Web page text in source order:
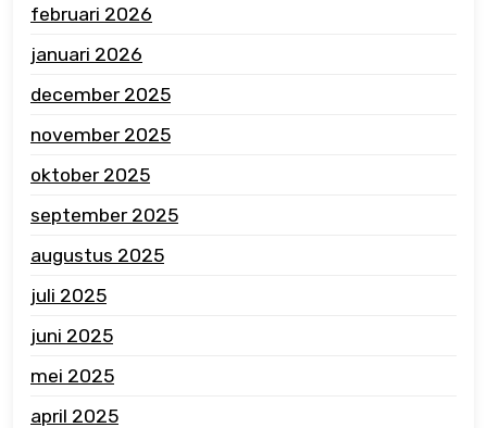
februari 2026
januari 2026
december 2025
november 2025
oktober 2025
september 2025
augustus 2025
juli 2025
juni 2025
mei 2025
april 2025